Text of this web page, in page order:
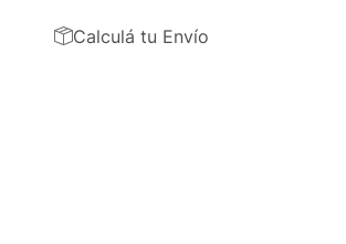
Calculá tu Envío